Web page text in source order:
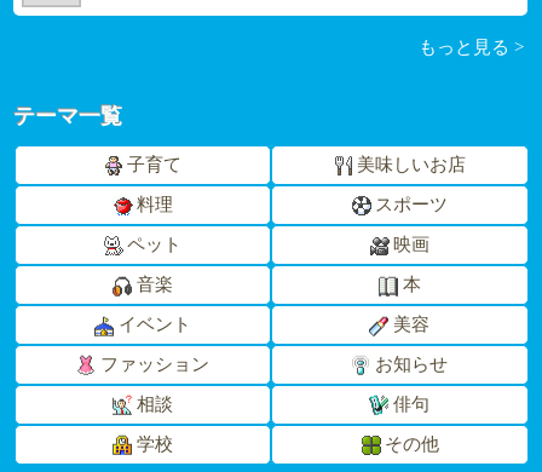
もっと見る >
テーマ一覧
子育て 美味しいお店
料理 スポーツ
ペット 映画
音楽 本
イベント 美容
ファッション お知らせ
相談 俳句
学校 その他